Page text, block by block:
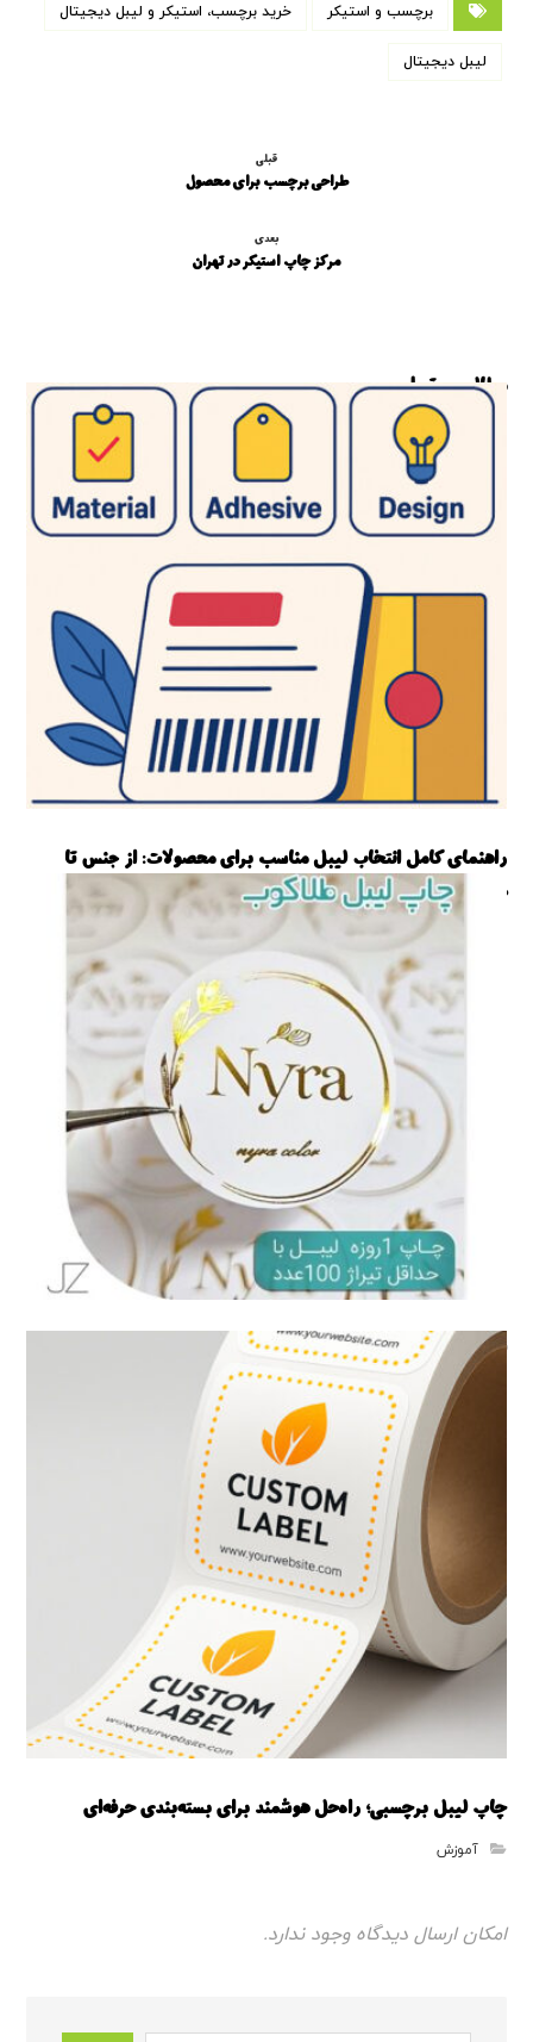
برچسب و استیکر خرید برچسب، استیکر و لیبل دیجیتال
لیبل دیجیتال
قبلی
طراحی برچسب برای محصول
بعدی
مرکز چاپ استیکر در تهران
مطالب مرتبط ...
راهنمای کامل انتخاب لیبل مناسب برای محصولات: از جنس تا
لیبل طلاکوب با چاپ دیجیتال چیست؟
مقاله
چاپ لیبل برچسبی؛ راه‌حل هوشمند برای بسته‌بندی حرفه‌ای
آموزش
امکان ارسال دیدگاه وجود ندارد.